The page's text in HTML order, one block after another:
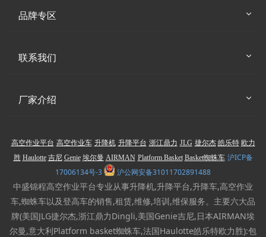
品牌专区
联系我们
厂家介绍
高空作业平台 高空作业车 升降机 升降平台 浙江鼎力 JLG 捷尔杰 皓乐特 欧力
胜 Haulotte 吉尼 Genie 埃尔曼 AIRMAN Platform Basket Basket蜘蛛车 沪ICP备
17006134号-3
沪公网安备31011702891488
中盛锦程高空作业平台专业从事升降机,升降平台,升降车,高空作业
车,蜘蛛车以及登高车的销售,租赁,维修,培训,维保服务。主要六大品
牌(美国JLG捷尔杰,浙江鼎力Dingli,美国Genie吉尼,日本AIRMAN埃
尔曼,意大利Platform basket蜘蛛车,法国Haulotte皓乐特欧力胜):包